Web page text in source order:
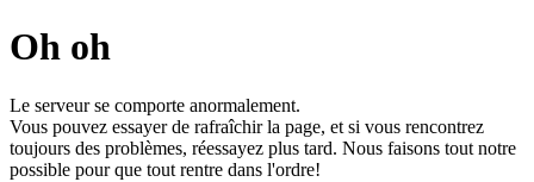
Oh oh
Le serveur se comporte anormalement.
Vous pouvez essayer de rafraîchir la page, et si vous rencontrez
toujours des problèmes, réessayez plus tard. Nous faisons tout notre
possible pour que tout rentre dans l'ordre!